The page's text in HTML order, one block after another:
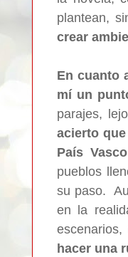
plantean,
crear
En cuanto
mí un
parajes,
acierto
País Vasco
pueblos
su paso.
en la
escenarios,
hacer una